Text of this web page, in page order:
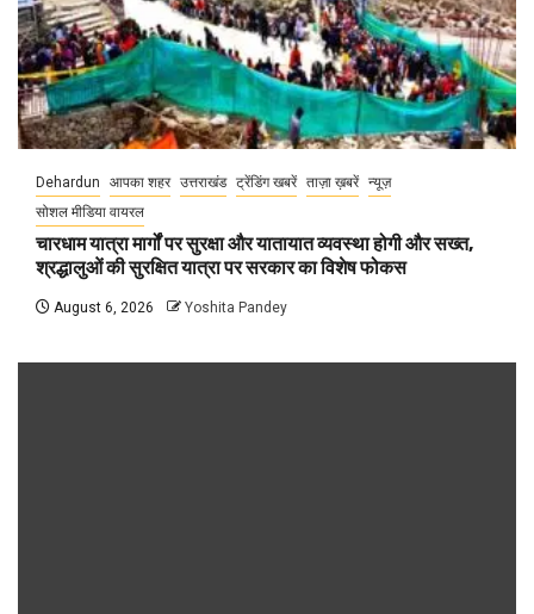
Dehardun आपका शहर उत्तराखंड ट्रेंडिंग खबरें ताज़ा ख़बरें न्यूज़
सोशल मीडिया वायरल
चारधाम यात्रा मार्गों पर सुरक्षा और यातायात व्यवस्था होगी और सख्त,
श्रद्धालुओं की सुरक्षित यात्रा पर सरकार का विशेष फोकस
August 6, 2026 Yoshita Pandey